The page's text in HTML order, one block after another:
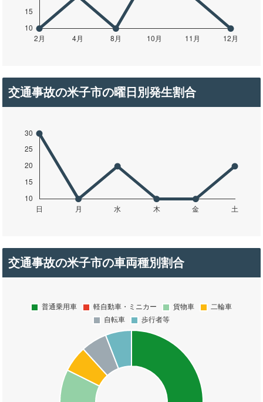
交通事故の米子市の曜日別発生割合
交通事故の米子市の車両種別割合